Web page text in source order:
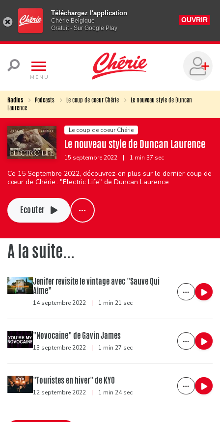
Téléchargez l'application
Chérie Belgique
Gratuit - Sur Google Play
OUVRIR
MENU
Radios Podcasts Le coup de coeur Chérie
Le nouveau style de Duncan
Laurence
Le coup de coeur Chérie
Le nouveau style de Duncan Laurence
15 septembre 2022 | 1 min 37 sec
Ce 15 Septembre 2022, découvrez-en plus sur le dernier coup de
cœur de Chérie : "Electric Life" de Duncan Laurence
Ecouter
A la suite...
Jenifer revisite le vintage avec "Sauve Qui
Aime"
14 septembre 2022 | 1 min 21 sec
"Novocaine" de Gavin James
13 septembre 2022 | 1 min 27 sec
"Touristes en hiver" de KYO
12 septembre 2022 | 1 min 24 sec